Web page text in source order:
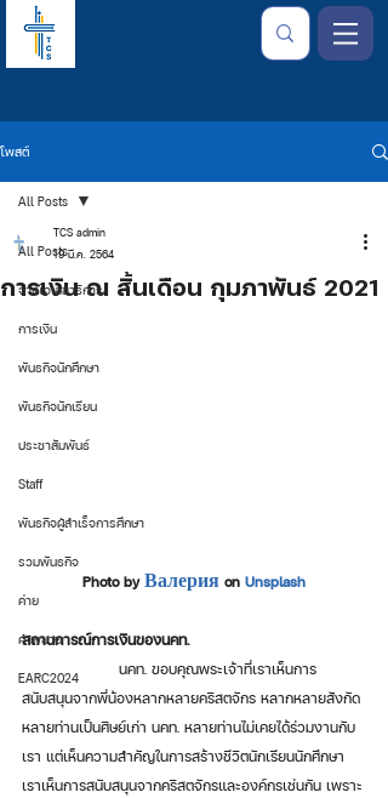
โพสต์
All Posts
จากใจเลขาธิการ
การเงิน
พันธกิจนักศึกษา
พันธกิจนักเรียน
ประชาสัมพันธ์
Staff
พันธกิจผู้สำเร็จการศึกษา
รวมพันธกิจ
ค่าย
คำพยาน
EARC2024
All Posts
การเงิน ณ สิ้นเดือน กุมภาพันธ์ 2021
TCS admin
19 มี.ค. 2564
Photo by Валерия on Unsplash
สถานการณ์การเงินของนคท.
นคท. ขอบคุณพระเจ้าที่เราเห็นการ
สนับสนุนจากพี่น้องหลากหลายคริสตจักร หลากหลายสังกัด
หลายท่านเป็นศิษย์เก่า นคท. หลายท่านไม่เคยได้ร่วมงานกับ
เรา แต่เห็นความสำคัญในการสร้างชีวิตนักเรียนนักศึกษา
เราเห็นการสนับสนุนจากคริสตจักรและองค์กรเช่นกัน เพราะ